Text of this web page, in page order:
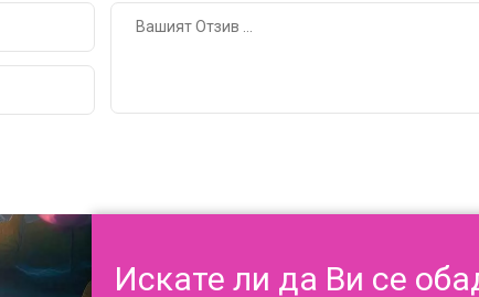
Искате ли да Ви се